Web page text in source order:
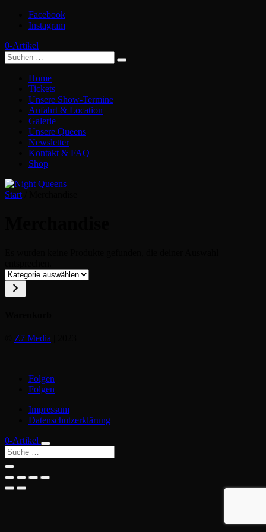
Facebook
Instagram
0-Artikel
Home
Tickets
Unsere Show-Termine
Anfahrt & Location
Galerie
Unsere Queens
Newsletter
Kontakt & FAQ
Shop
Start
Kategorie
auswählen
Z7 Media
Folgen
Folgen
Impressum
Datenschutzerklärung
0-Artikel